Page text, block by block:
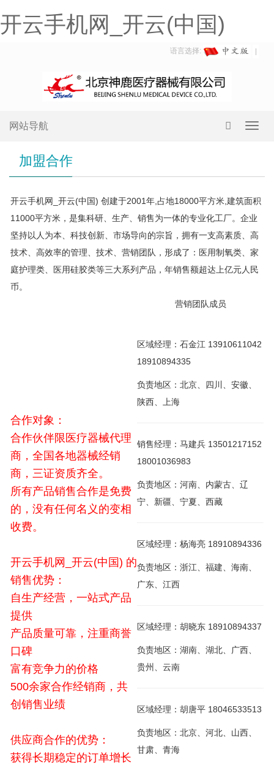
开云手机网_开云(中国)
语言选择:
网站导航
加盟合作
开云手机网_开云(中国) 创建于2001年,占地18000平方米,建筑面积
11000平方米，是集科研、生产、销售为一体的专业化工厂。企业
坚持以人为本、科技创新、市场导向的宗旨，拥有一支高素质、高
技术、高效率的管理、技术、营销团队，形成了：医用制氧类、家
庭护理类、医用硅胶类等三大系列产品，年销售额超达上亿元人民
币。
合作对象：
合作伙伴限医疗器械代理
商，全国各地器械经销
商，三证资质齐全。
所有产品销售合作是免费
的，没有任何名义的变相
收费。
开云手机网_开云(中国) 的
销售优势：
自生产经营，一站式产品
提供
产品质量可靠，注重商誉
口碑
富有竞争力的价格
500余家合作经销商，共
创销售业绩
供应商合作的优势：
获得长期稳定的订单增长
营销团队成员
区域经理：石金江 13910611042
18910894335
负责地区：北京、四川、安徽、
陕西、上海
销售经理：马建兵 13501217152
18001036983
负责地区：河南、内蒙古、辽
宁、新疆、宁夏、西藏
区域经理：杨海亮 18910894336
负责地区：浙江、福建、海南、
广东、江西
区域经理：胡晓东 18910894337
负责地区：湖南、湖北、广西、
贵州、云南
区域经理：胡唐平 18046533513
负责地区：北京、河北、山西、
甘肃、青海